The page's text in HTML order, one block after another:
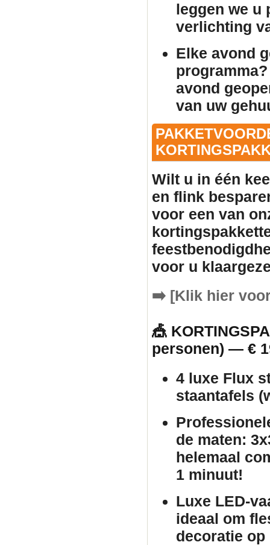
leggen we u
verlichting
Elke avond
avond
van uw
Wilt u in één
en flink
voor een van
voor u
➡️ [Klik hier
🎪
personen) — €
4 luxe Flux
staantafels
de maten:
helemaal
1 minuut!
Luxe LED-
ideaal om
decoratie op